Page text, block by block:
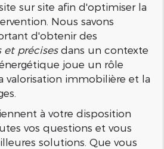
sur site afin d'optimiser la
Nous savons
d'obtenir des
et précisesdans un contexte
joue un rôle
valorisation immobilière et la
à votre disposition
vos questions et vous
solutions. Que vous